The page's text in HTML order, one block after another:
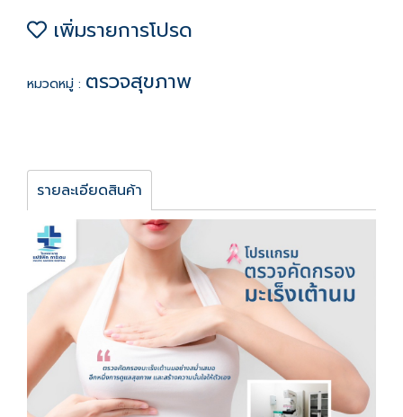
เพิ่มรายการโปรด
หมวดหมู่ : ตรวจสุขภาพ
รายละเอียดสินค้า